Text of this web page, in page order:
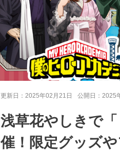
更新日： 2025年02月21日 公開日： 2025
浅草花やしきで
催！限定グッズ